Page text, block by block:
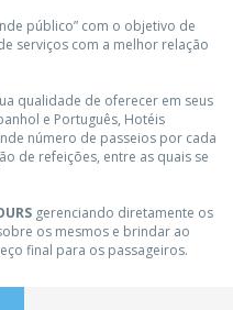
público” com o objetivo de
serviços com a melhor relação
qualidade de oferecer em seus
e Português, Hotéis
número de passeios por cada
de refeições, entre as quais se
gerenciando diretamente os
os mesmos e brindar ao
final para os passageiros.